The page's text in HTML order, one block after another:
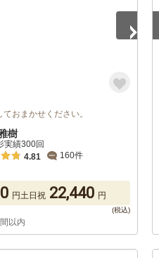
おまかせください。
樹
実績300回
4.81
160件
円土日祝 22,440 円
以内